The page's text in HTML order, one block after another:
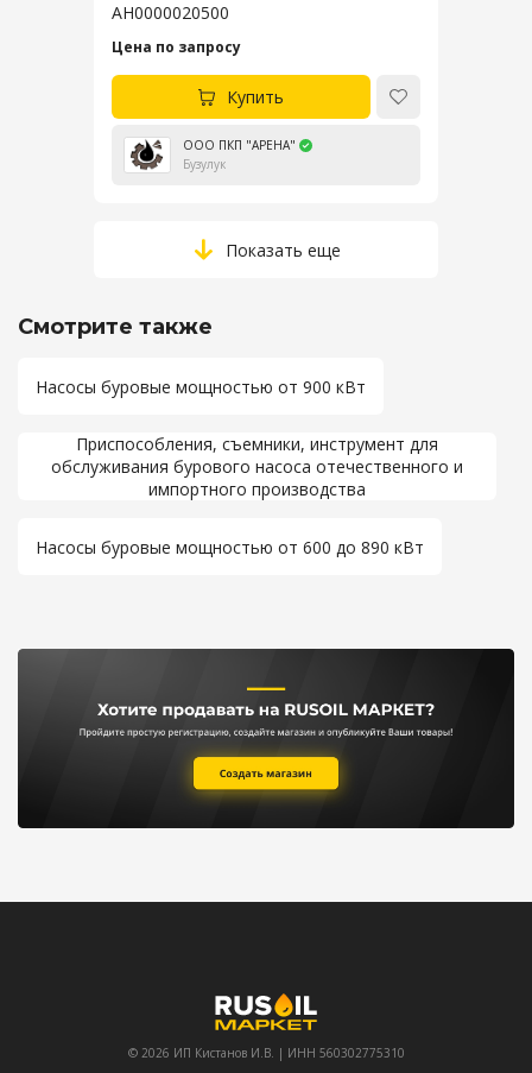
АН0000020500
Цена по запросу
Купить
ООО ПКП "АРЕНА"
Бузулук
Показать еще
Смотрите также
Насосы буровые мощностью от 900 кВт
Приспособления, съемники, инструмент для
обслуживания бурового насоса отечественного и
импортного производства
Насосы буровые мощностью от 600 до 890 кВт
© 2026 ИП Кистанов И.В. | ИНН 560302775310